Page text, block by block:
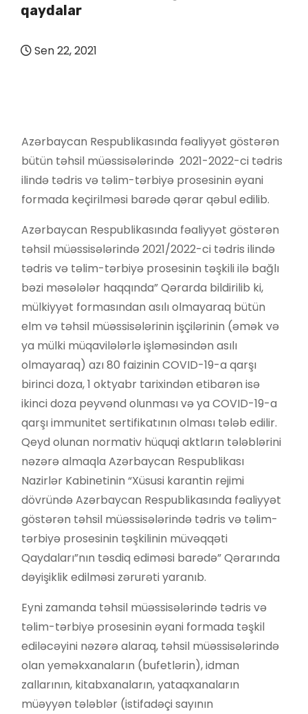
qaydalar
Sen 22, 2021
Azərbaycan Respublikasında fəaliyyət göstərən
bütün təhsil müəssisələrində 2021-2022-ci tədris
ilində tədris və təlim-tərbiyə prosesinin əyani
formada keçirilməsi barədə qərar qəbul edilib.
Azərbaycan Respublikasında fəaliyyət göstərən
təhsil müəssisələrində 2021/2022-ci tədris ilində
tədris və təlim-tərbiyə prosesinin təşkili ilə bağlı
bəzi məsələlər haqqında” Qərarda bildirilib ki,
mülkiyyət formasından asılı olmayaraq bütün
elm və təhsil müəssisələrinin işçilərinin (əmək və
ya mülki müqavilələrlə işləməsindən asılı
olmayaraq) azı 80 faizinin COVID-19-a qarşı
birinci doza, 1 oktyabr tarixindən etibarən isə
ikinci doza peyvənd olunması və ya COVID-19-a
qarşı immunitet sertifikatının olması tələb edilir.
Qeyd olunan normativ hüquqi aktların tələblərini
nəzərə almaqla Azərbaycan Respublikası
Nazirlər Kabinetinin “Xüsusi karantin rejimi
dövründə Azərbaycan Respublikasında fəaliyyət
göstərən təhsil müəssisələrində tədris və təlim-
tərbiyə prosesinin təşkilinin müvəqqəti
Qaydaları”nın təsdiq ediməsi barədə” Qərarında
dəyişiklik edilməsi zərurəti yaranıb.
Eyni zamanda təhsil müəssisələrində tədris və
təlim-tərbiyə prosesinin əyani formada təşkil
ediləcəyini nəzərə alaraq, təhsil müəssisələrində
olan yeməkxanaların (bufetlərin), idman
zallarının, kitabxanaların, yataqxanaların
müəyyən tələblər (istifadəçi sayının